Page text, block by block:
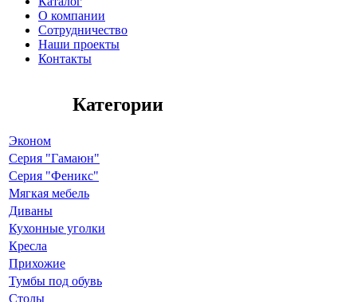
О компании
Сотрудничество
Наши проекты
Контакты
Категории
Эконом
Серия "Гамаюн"
Серия "Феникс"
Мягкая мебель
Диваны
Кухонные уголки
Кресла
Прихожие
Тумбы под обувь
Столы